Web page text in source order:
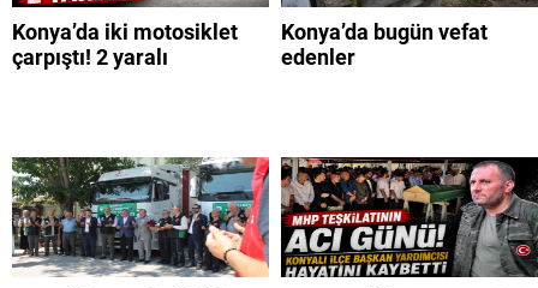
Konya’da iki motosiklet
çarpıştı! 2 yaralı
Konya’da bugün vefat
edenler